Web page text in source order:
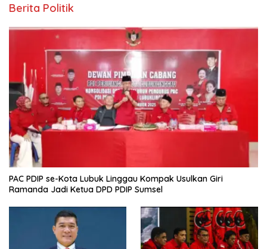
Berita Politik
PAC PDIP se-Kota Lubuk Linggau Kompak Usulkan Giri
Ramanda Jadi Ketua DPD PDIP Sumsel